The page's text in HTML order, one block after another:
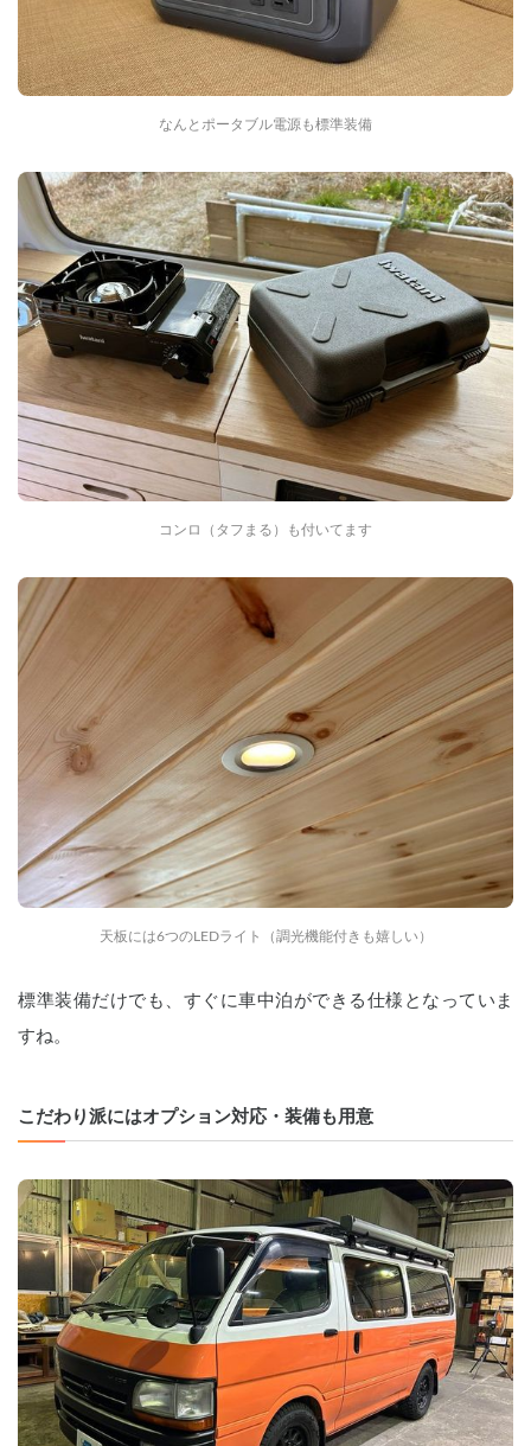
なんとポータブル電源も標準装備
コンロ（タフまる）も付いてます
天板には6つのLEDライト（調光機能付きも嬉しい）
標準装備だけでも、すぐに車中泊ができる仕様となっていま
すね。
こだわり派にはオプション対応・装備も用意